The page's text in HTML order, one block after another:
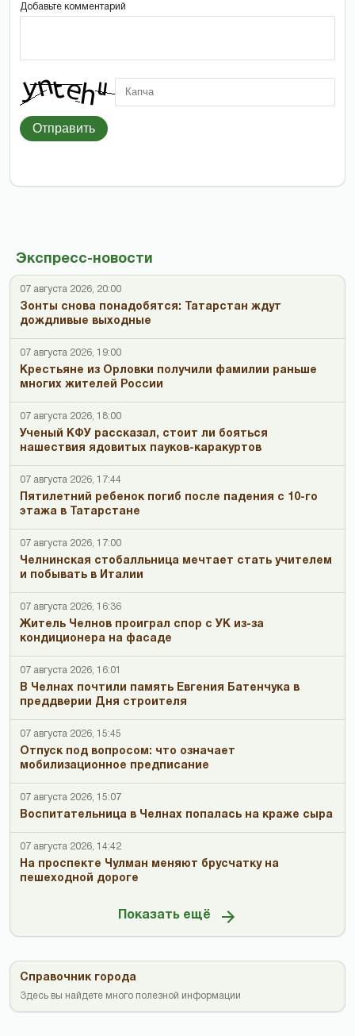
Экспресс-новости
07 августа 2026, 20:00
Зонты снова понадобятся: Татарстан ждут
дождливые выходные
07 августа 2026, 19:00
Крестьяне из Орловки получили фамилии раньше
многих жителей России
07 августа 2026, 18:00
Ученый КФУ рассказал, стоит ли бояться
нашествия ядовитых пауков-каракуртов
07 августа 2026, 17:44
Пятилетний ребенок погиб после падения с 10-го
этажа в Татарстане
07 августа 2026, 17:00
Челнинская стобалльница мечтает стать учителем
и побывать в Италии
07 августа 2026, 16:36
Житель Челнов проиграл спор с УК из-за
кондиционера на фасаде
07 августа 2026, 16:01
В Челнах почтили память Евгения Батенчука в
преддверии Дня строителя
07 августа 2026, 15:45
Отпуск под вопросом: что означает
мобилизационное предписание
07 августа 2026, 15:07
Воспитательница в Челнах попалась на краже сыра
07 августа 2026, 14:42
На проспекте Чулман меняют брусчатку на
пешеходной дороге
Показать ещё
Справочник города
Здесь вы найдете много полезной информации
Добавьте комментарий
Отправить